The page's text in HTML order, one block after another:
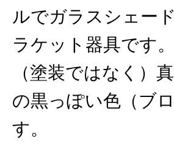
ルでガラスシェー
ラケット器具です
（塗装ではなく）
の黒っぽい色（ブ
す。